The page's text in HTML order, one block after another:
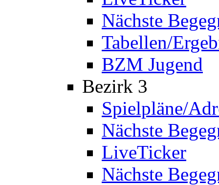
Nächste
Tabellen/
BZM Jugend
Bezirk 3
Spielpläne/
Nächste
LiveTicker
Nächste